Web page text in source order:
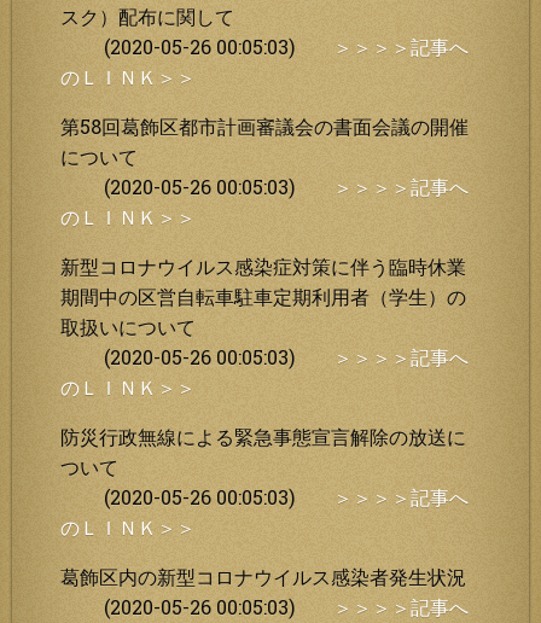
スク）配布に関して
(2020-05-26 00:05:03)
＞＞＞＞記事へ
のＬＩＮＫ＞＞
第58回葛飾区都市計画審議会の書面会議の開催
について
(2020-05-26 00:05:03)
＞＞＞＞記事へ
のＬＩＮＫ＞＞
新型コロナウイルス感染症対策に伴う臨時休業
期間中の区営自転車駐車定期利用者（学生）の
取扱いについて
(2020-05-26 00:05:03)
＞＞＞＞記事へ
のＬＩＮＫ＞＞
防災行政無線による緊急事態宣言解除の放送に
ついて
(2020-05-26 00:05:03)
＞＞＞＞記事へ
のＬＩＮＫ＞＞
葛飾区内の新型コロナウイルス感染者発生状況
(2020-05-26 00:05:03)
＞＞＞＞記事へ